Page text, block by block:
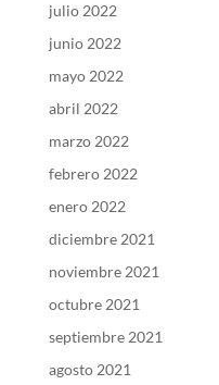
julio 2022
junio 2022
mayo 2022
abril 2022
marzo 2022
febrero 2022
enero 2022
diciembre 2021
noviembre 2021
octubre 2021
septiembre 2021
agosto 2021